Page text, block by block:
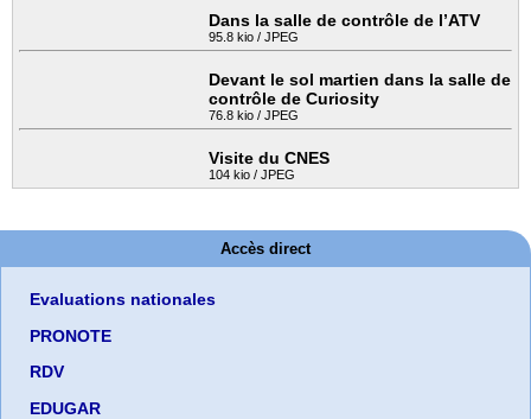
Dans la salle de contrôle de l’ATV
95.8 kio / JPEG
Devant le sol martien dans la salle de
contrôle de Curiosity
76.8 kio / JPEG
Visite du CNES
104 kio / JPEG
Accès direct
Evaluations nationales
PRONOTE
RDV
EDUGAR